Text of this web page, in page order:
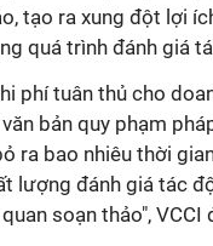
tạo ra xung đột lợi
quá trình đánh giá
phí tuân thủ cho
bản quy phạm
ra bao nhiêu thời
lượng đánh giá tác
soạn thảo", VCCI